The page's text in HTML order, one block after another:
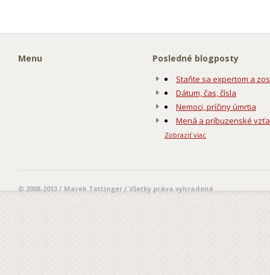
Menu Posledné blogposty
Staňte sa expertom a
Dátum, čas, čísla
Nemoci, príčiny úmrtia
Mená a príbuzenské
Zobraziť viac
© 2008-2013 / Marek Tettinger / Všetky práva vyhradené